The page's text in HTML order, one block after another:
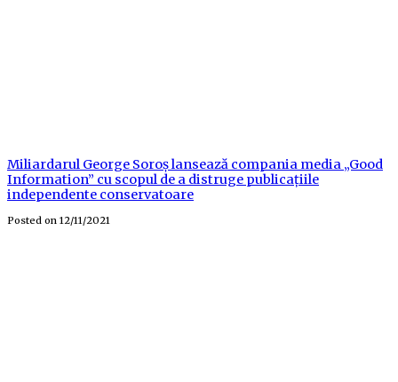
Miliardarul George Soroș lansează compania media „Good
Information” cu scopul de a distruge publicațiile
independente conservatoare
Posted on 12/11/2021